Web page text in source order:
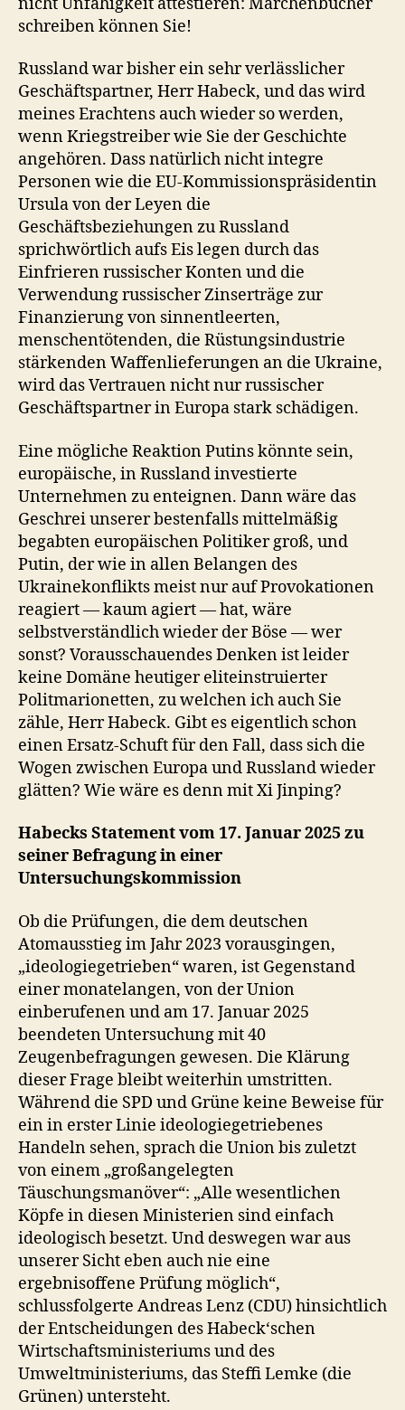
schreiben können Sie!
Russland war bisher ein sehr verlässlicher
Geschäftspartner, Herr Habeck, und das wird
meines Erachtens auch wieder so werden,
wenn Kriegstreiber wie Sie der Geschichte
angehören. Dass natürlich nicht integre
Personen wie die EU-Kommissionspräsidentin
Ursula von der Leyen die
Geschäftsbeziehungen zu Russland
sprichwörtlich aufs Eis legen durch das
Einfrieren russischer Konten und die
Verwendung russischer Zinserträge zur
Finanzierung von sinnentleerten,
menschentötenden, die Rüstungsindustrie
stärkenden Waffenlieferungen an die Ukraine,
wird das Vertrauen nicht nur russischer
Geschäftspartner in Europa stark schädigen.
Eine mögliche Reaktion Putins könnte sein,
europäische, in Russland investierte
Unternehmen zu enteignen. Dann wäre das
Geschrei unserer bestenfalls mittelmäßig
begabten europäischen Politiker groß, und
Putin, der wie in allen Belangen des
Ukrainekonflikts meist nur auf Provokationen
reagiert — kaum agiert — hat, wäre
selbstverständlich wieder der Böse — wer
sonst? Vorausschauendes Denken ist leider
keine Domäne heutiger eliteinstruierter
Politmarionetten, zu welchen ich auch Sie
zähle, Herr Habeck. Gibt es eigentlich schon
einen Ersatz-Schuft für den Fall, dass sich die
Wogen zwischen Europa und Russland wieder
glätten? Wie wäre es denn mit Xi Jinping?
Habecks Statement vom 17. Januar 2025 zu
seiner Befragung in einer
Untersuchungskommission
Ob die Prüfungen, die dem deutschen
Atomausstieg im Jahr 2023 vorausgingen,
„ideologiegetrieben“ waren, ist Gegenstand
einer monatelangen, von der Union
einberufenen und am 17. Januar 2025
beendeten Untersuchung mit 40
Zeugenbefragungen gewesen. Die Klärung
dieser Frage bleibt weiterhin umstritten.
Während die SPD und Grüne keine Beweise für
ein in erster Linie ideologiegetriebenes
Handeln sehen, sprach die Union bis zuletzt
von einem „großangelegten
Täuschungsmanöver“: „Alle wesentlichen
Köpfe in diesen Ministerien sind einfach
ideologisch besetzt. Und deswegen war aus
unserer Sicht eben auch nie eine
ergebnisoffene Prüfung möglich“,
schlussfolgerte Andreas Lenz (CDU) hinsichtlich
der Entscheidungen des Habeck‘schen
Wirtschaftsministeriums und des
Umweltministeriums, das Steffi Lemke (die
Grünen) untersteht.